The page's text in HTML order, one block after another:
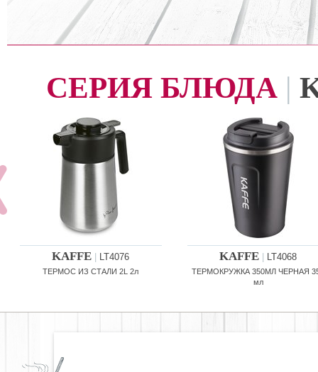
СЕРИЯ БЛЮДА |
KAFFE LT4076
ТЕРМОС ИЗ СТАЛИ 2L 2л
KAFFE LT4068
ТЕРМОКРУЖКА 350МЛ ЧЕРНАЯ
мл